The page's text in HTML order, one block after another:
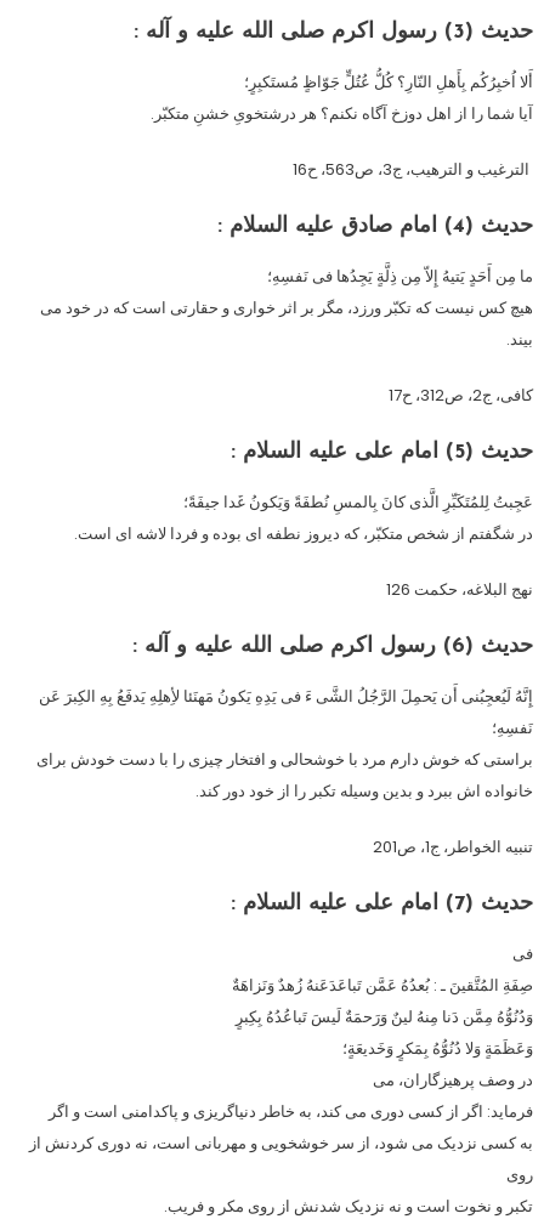
حدیث (3) رسول اکرم صلى الله علیه و آله :
أَلا اُخبِرُکُم بِأَهلِ النّارِ؟ کُلُّ عُتُلٍّ جَوّاظٍ مُستَکبِرٍ؛
آیا شما را از اهل دوزخ آگاه نکنم؟ هر درشتخوىِ خشنِ متکبّر.
الترغیب و الترهیب، ج3، ص563، ح16
حدیث (4) امام صادق علیه السلام :
ما مِن أَحَدٍ یَتیهُ إِلاّ مِن ذِلَّةٍ یَجِدُها فى نَفسِهِ؛
هیچ کس نیست که تکبّر ورزد، مگر بر اثر خوارى و حقارتى است که در خود مى
بیند.
کافى، ج2، ص312، ح17
حدیث (5) امام على علیه السلام :
عَجِبتُ لِلمُتَکَبِّرِ الَّذى کانَ بِالمسِ نُطفَةً وَیَکونُ غَدا جیفَةً؛
در شگفتم از شخص متکبّر، که دیروز نطفه اى بوده و فردا لاشه اى است.
نهج البلاغه، حکمت 126
حدیث (6) رسول اکرم صلى الله علیه و آله :
إِنَّهُ لَیُعجِبُنى أَن یَحمِلَ الرَّجُلُ الشَّى ءَ فى یَدِهِ یَکونُ مَهنَئا لأِهلِهِ یَدفَعُ بِهِ الکِبرَ عَن
نَفسِهِ؛
براستى که خوش دارم مرد با خوشحالى و افتخار چیزى را با دست خودش براى
خانواده اش ببرد و بدین وسیله تکبر را از خود دور کند.
تنبیه الخواطر، ج1، ص201
حدیث (7) امام على علیه السلام :
فى
صِفَةِ المُتَّقینَ ـ : بُعدُهُ عَمَّن تَباعَدَعَنهُ زُهدٌ وَنَزاهَةٌ
وَدُنُوُّهُ مِمَّن دَنا مِنهُ لینٌ وَرَحمَةٌ لَیسَ تَباعُدُهُ بِکِبرٍ
وَعَظَمَةٍ وَلا دُنُوُّهُ بِمَکرٍ وَخَدیعَةٍ؛
در وصف پرهیزگاران، مى
فرماید: اگر از کسى دورى مى کند، به خاطر دنیاگریزى و پاکدامنى است و اگر
به کسى نزدیک مى شود، از سر خوشخویى و مهربانى است، نه دورى کردنش از
روى
تکبر و نخوت است و نه نزدیک شدنش از روى مکر و فریب.